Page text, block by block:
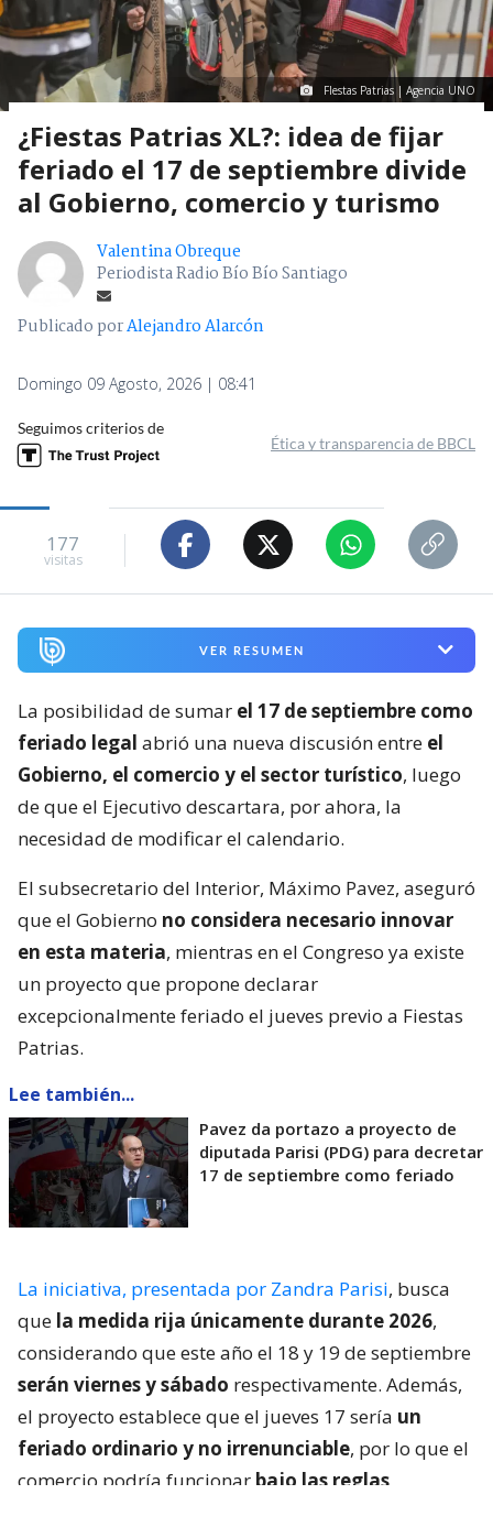
FIestas Patrias | Agencia UNO
¿Fiestas Patrias XL?: idea de fijar
feriado el 17 de septiembre divide
al Gobierno, comercio y turismo
Valentina Obreque
Periodista Radio Bío Bío Santiago
Publicado porAlejandro Alarcón
Domingo 09 Agosto, 2026 | 08:41
Seguimos criterios de
Ética y transparencia de BBCL
177
visitas
VER RESUMEN
La posibilidad de sumar el 17 de septiembre como
feriado legal abrió una nueva discusión entre el
Gobierno, el comercio y el sector turístico, luego
de que el Ejecutivo descartara, por ahora, la
necesidad de modificar el calendario.
El subsecretario del Interior, Máximo Pavez, aseguró
que el Gobierno no considera necesario innovar
en esta materia, mientras en el Congreso ya existe
un proyecto que propone declarar
excepcionalmente feriado el jueves previo a Fiestas
Patrias.
Lee también...
Pavez da portazo a proyecto de
diputada Parisi (PDG) para decretar
17 de septiembre como feriado
La iniciativa, presentada por Zandra Parisi, busca
que la medida rija únicamente durante 2026,
considerando que este año el 18 y 19 de septiembre
serán viernes y sábado respectivamente. Además,
el proyecto establece que el jueves 17 sería un
feriado ordinario y no irrenunciable, por lo que el
comercio podría funcionar bajo las reglas